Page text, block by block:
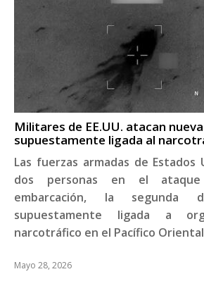
Militares de EE.UU. atacan
supuestamente ligada al
Las fuerzas armadas de Estados
dos personas en el
embarcación, la segunda
supuestamente ligada a
narcotráfico en el Pacífico Oriental
Mayo 28, 2026